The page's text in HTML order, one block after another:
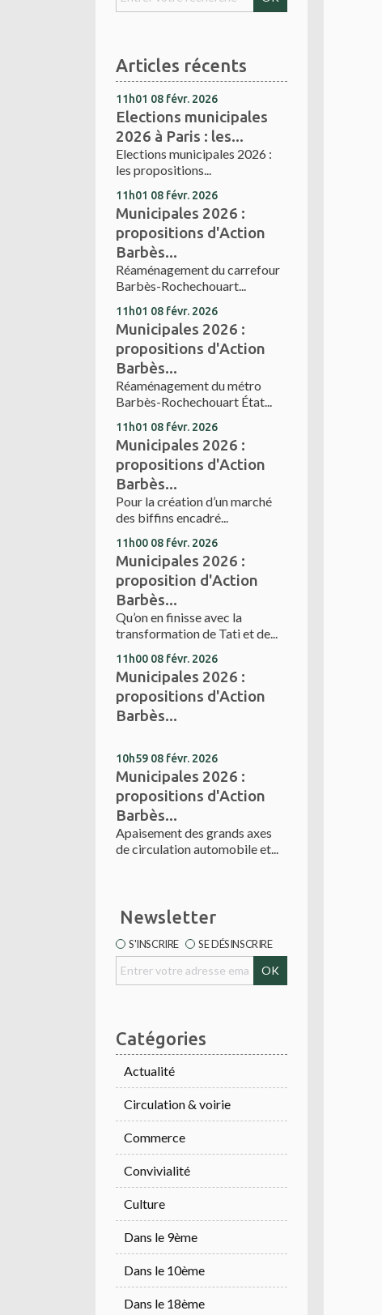
Articles récents
11h01 08 févr. 2026
Elections municipales
2026 à Paris : les...
Elections municipales 2026 :
les propositions...
11h01 08 févr. 2026
Municipales 2026 :
propositions d'Action
Barbès...
Réaménagement du carrefour
Barbès-Rochechouart...
11h01 08 févr. 2026
Municipales 2026 :
propositions d'Action
Barbès...
Réaménagement du métro
Barbès-Rochechouart État...
11h01 08 févr. 2026
Municipales 2026 :
propositions d'Action
Barbès...
Pour la création d’un marché
des biffins encadré...
11h00 08 févr. 2026
Municipales 2026 :
proposition d'Action
Barbès...
Qu’on en finisse avec la
transformation de Tati et de...
11h00 08 févr. 2026
Municipales 2026 :
propositions d'Action
Barbès...
10h59 08 févr. 2026
Municipales 2026 :
propositions d'Action
Barbès...
Apaisement des grands axes
de circulation automobile et...
Newsletter
S'INSCRIRE SE DÉSINSCRIRE
Catégories
Actualité
Circulation & voirie
Commerce
Convivialité
Culture
Dans le 9ème
Dans le 10ème
Dans le 18ème